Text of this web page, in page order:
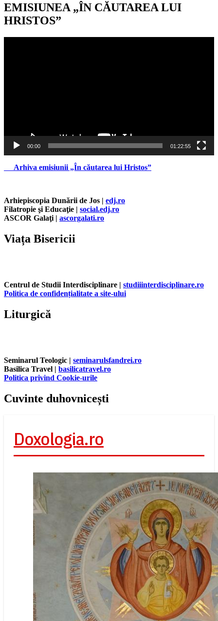
EMISIUNEA „ÎN CĂUTAREA LUI
HRISTOS”
00:00 01:22:55
Arhiva emisiunii „În căutarea lui Hristos”
Arhiepiscopia Dunării de Jos | edj.ro
Filatropie şi Educaţie | social.edj.ro
ASCOR Galaţi | ascorgalati.ro
Viața Bisericii
Centrul de Studii Interdisciplinare | studiiinterdisciplinare.ro
Politica de confidențialitate a site-ului
Liturgică
Seminarul Teologic | seminarulsfandrei.ro
Basilica Travel | basilicatravel.ro
Politica privind Cookie-urile
Cuvinte duhovnicești
Doxologia.ro